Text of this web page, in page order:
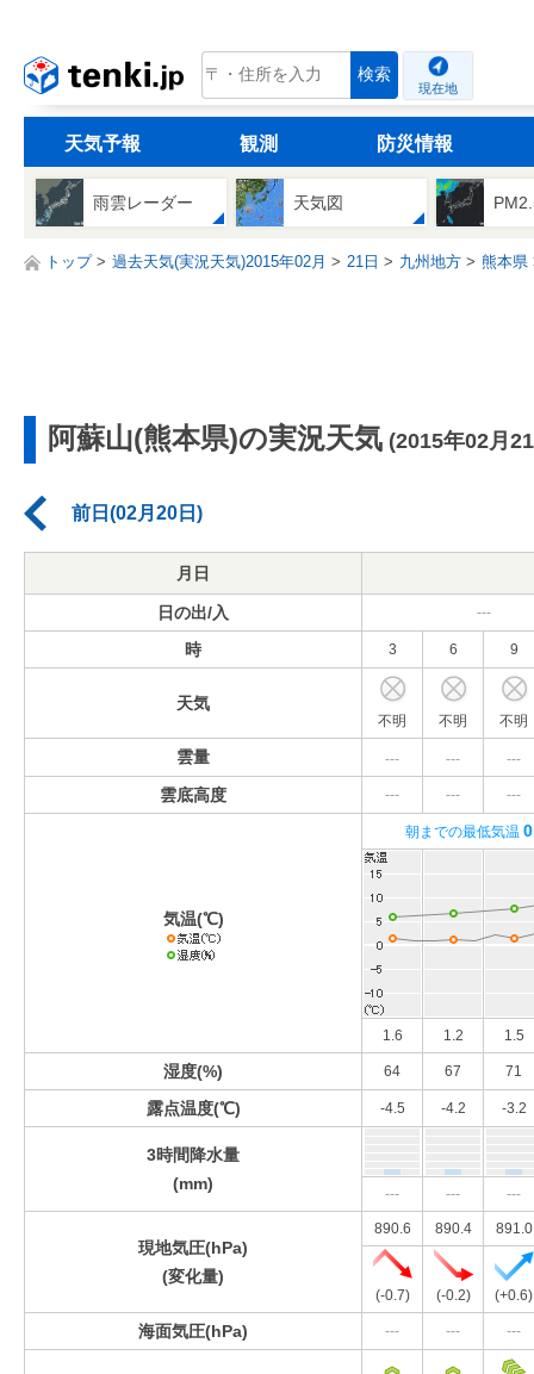
tenki.jp 検索
現在地
天気予報 観測 防災情報
雨雲レーダー 天気図
トップ 過去天気(実況天気)2015年02月 21日 九州地方 熊本県
阿蘇山(熊本県)の実況天気 (2015年02月
前日(02月20日)
月日
日の出/入 ---
時 3 6 9
天気
不明 不明 不明
雲量 --- --- ---
雲底高度 --- --- ---
気温(℃)
朝までの最低気温
1.6 1.2 1.5
湿度(%) 64 67 71
露点温度(℃) -4.5 -4.2 -3.2
3時間降水量
(mm)
--- --- ---
現地気圧(hPa)
(変化量)
890.6 890.4 891.0
(-0.7) (-0.2) (+0.6)
海面気圧(hPa) --- --- ---